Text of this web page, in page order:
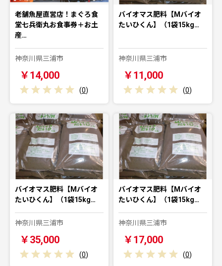
老舗魚屋直営店！まぐろ食
堂七兵衛丸お食事券＋お土
産…
神奈川県三浦市
￥14,000
(0)
バイオマス肥料【Mバイオ
たいひくん】（1袋15kg…
神奈川県三浦市
￥11,000
(0)
バイオマス肥料【Mバイオ
たいひくん】（1袋15kg…
神奈川県三浦市
￥35,000
(0)
バイオマス肥料【Mバイオ
たいひくん】（1袋15kg…
神奈川県三浦市
￥17,000
(0)